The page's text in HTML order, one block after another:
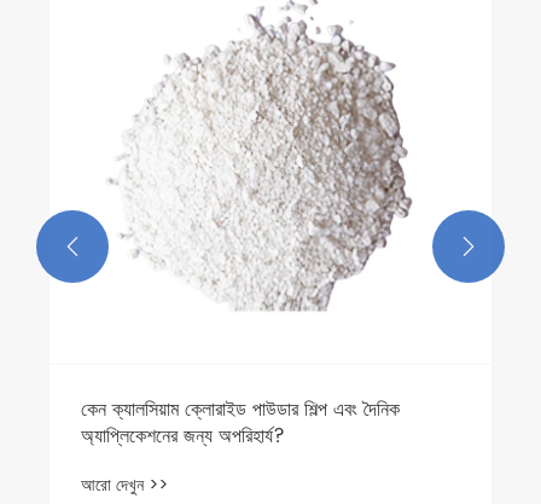
কেন ক্যালসিয়াম ক্লোরাইড পাউডার শিল্প এবং দৈনিক
অ্যাপ্লিকেশনের জন্য অপরিহার্য?
আরো দেখুন >>
 